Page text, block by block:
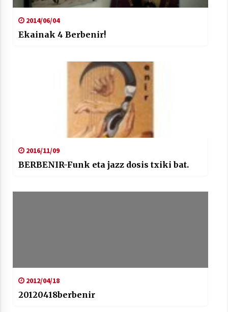
2014/06/04
Ekainak 4 Berbenir!
2016/11/09
BERBENIR-Funk eta jazz dosis txiki bat.
2012/04/18
20120418berbenir